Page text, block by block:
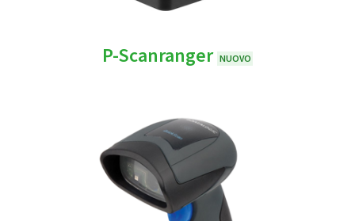
P-Scanranger NUOVO